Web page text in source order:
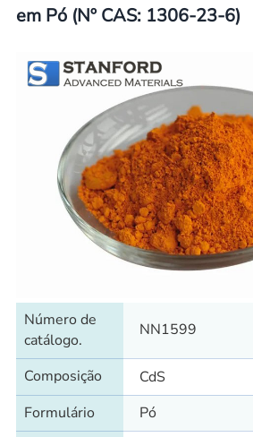
em Pó (Nº CAS: 1306-23-6)
Número de
catálogo.
NN1599
Composição
CdS
Formulário
Pó